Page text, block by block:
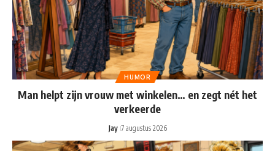
HUMOR
Man helpt zijn vrouw met winkelen… en zegt nét het
verkeerde
Jay 7 augustus 2026